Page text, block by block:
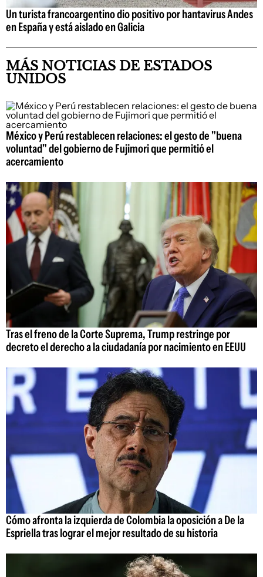
Un turista francoargentino dio positivo por hantavirus Andes
en España y está aislado en Galicia
MÁS NOTICIAS DE ESTADOS
UNIDOS
México y Perú restablecen relaciones: el gesto de "buena
voluntad" del gobierno de Fujimori que permitió el
acercamiento
Tras el freno de la Corte Suprema, Trump restringe por
decreto el derecho a la ciudadanía por nacimiento en EEUU
Cómo afronta la izquierda de Colombia la oposición a De la
Espriella tras lograr el mejor resultado de su historia